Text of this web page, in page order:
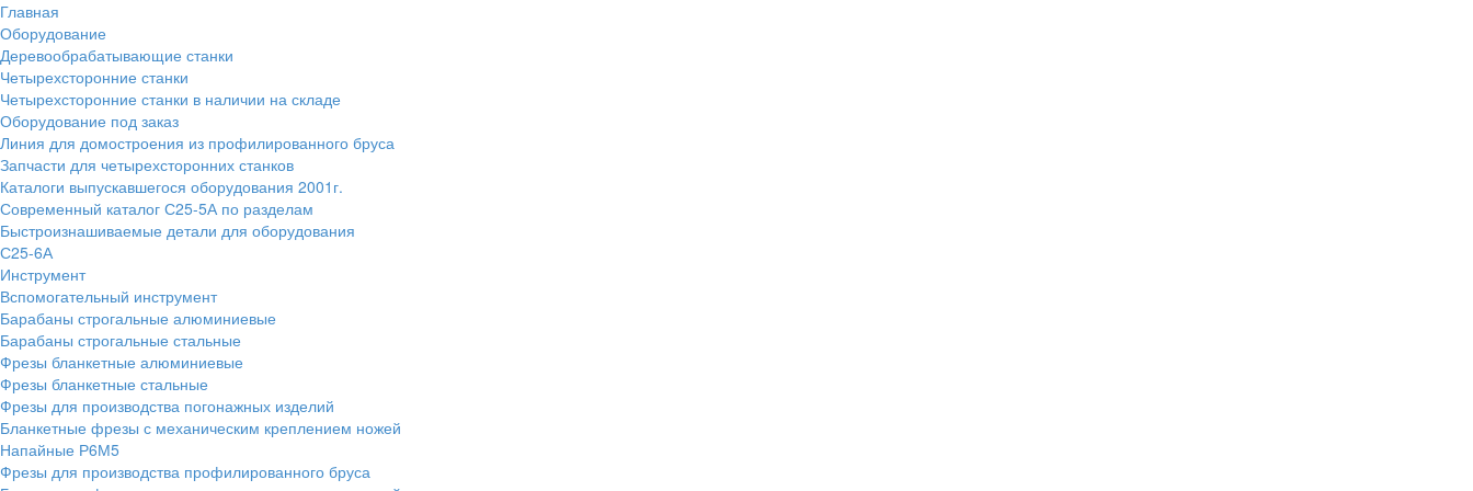
Главная
Оборудование
Деревообрабатывающие станки
Четырехсторонние станки
Четырехсторонние станки в наличии на складе
Оборудование под заказ
Линия для домостроения из профилированного бруса
Запчасти для четырехсторонних станков
Каталоги выпускавшегося оборудования 2001г.
Современный каталог С25-5А по разделам
Быстроизнашиваемые детали для оборудования
С25-6А
Инструмент
Вспомогательный инструмент
Барабаны строгальные алюминиевые
Барабаны строгальные стальные
Фрезы бланкетные алюминиевые
Фрезы бланкетные стальные
Фрезы для производства погонажных изделий
Бланкетные фрезы с механическим креплением ножей
Напайные Р6М5
Фрезы для производства профилированного бруса